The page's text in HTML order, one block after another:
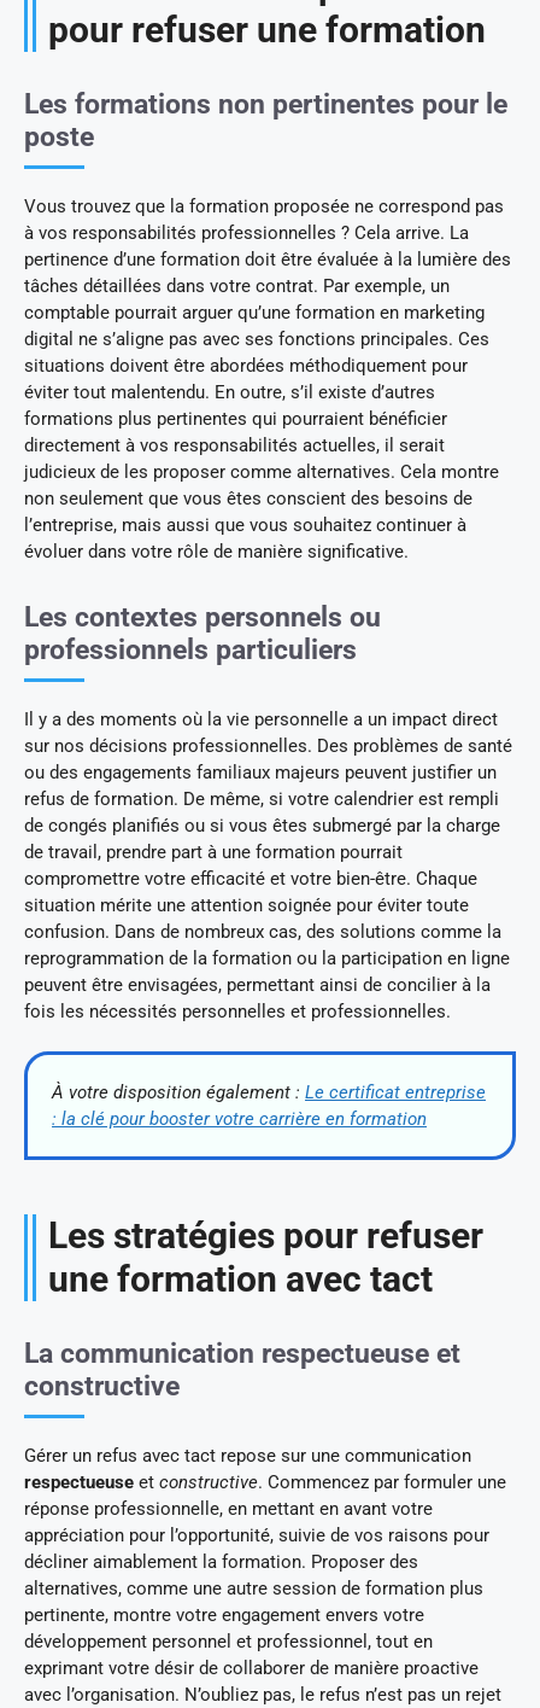
pour refuser une formation
Les formations non pertinentes pour le
poste
Vous trouvez que la formation proposée ne correspond pas
à vos responsabilités professionnelles ? Cela arrive. La
pertinence d’une formation doit être évaluée à la lumière des
tâches détaillées dans votre contrat. Par exemple, un
comptable pourrait arguer qu’une formation en marketing
digital ne s’aligne pas avec ses fonctions principales. Ces
situations doivent être abordées méthodiquement pour
éviter tout malentendu. En outre, s’il existe d’autres
formations plus pertinentes qui pourraient bénéficier
directement à vos responsabilités actuelles, il serait
judicieux de les proposer comme alternatives. Cela montre
non seulement que vous êtes conscient des besoins de
l’entreprise, mais aussi que vous souhaitez continuer à
évoluer dans votre rôle de manière significative.
Les contextes personnels ou
professionnels particuliers
Il y a des moments où la vie personnelle a un impact direct
sur nos décisions professionnelles. Des problèmes de santé
ou des engagements familiaux majeurs peuvent justifier un
refus de formation. De même, si votre calendrier est rempli
de congés planifiés ou si vous êtes submergé par la charge
de travail, prendre part à une formation pourrait
compromettre votre efficacité et votre bien-être. Chaque
situation mérite une attention soignée pour éviter toute
confusion. Dans de nombreux cas, des solutions comme la
reprogrammation de la formation ou la participation en ligne
peuvent être envisagées, permettant ainsi de concilier à la
fois les nécessités personnelles et professionnelles.
À votre disposition également : Le certificat entreprise
: la clé pour booster votre carrière en formation
Les stratégies pour refuser
une formation avec tact
La communication respectueuse et
constructive
Gérer un refus avec tact repose sur une communication
respectueuse et constructive. Commencez par formuler une
réponse professionnelle, en mettant en avant votre
appréciation pour l’opportunité, suivie de vos raisons pour
décliner aimablement la formation. Proposer des
alternatives, comme une autre session de formation plus
pertinente, montre votre engagement envers votre
développement personnel et professionnel, tout en
exprimant votre désir de collaborer de manière proactive
avec l’organisation. N’oubliez pas, le refus n’est pas un rejet